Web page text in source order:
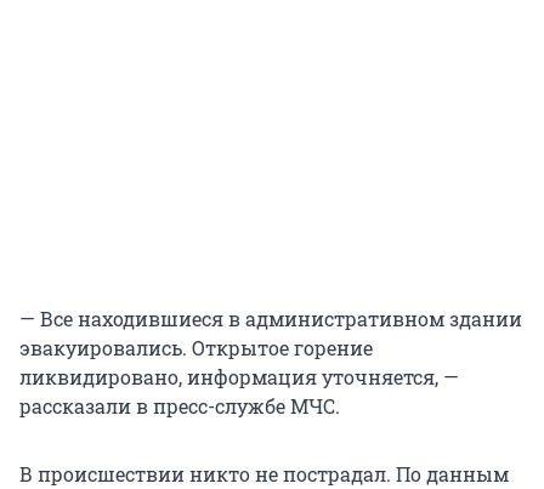
— Все находившиеся в административном здании
эвакуировались. Открытое горение
ликвидировано, информация уточняется, —
рассказали в пресс-службе МЧС.
В происшествии никто не пострадал. По данным